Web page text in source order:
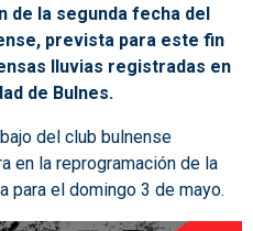
la segunda fecha del
prevista para este fin
lluvias registradas en
de Bulnes.
del club bulnense
en la reprogramación de la
para el domingo 3 de mayo.